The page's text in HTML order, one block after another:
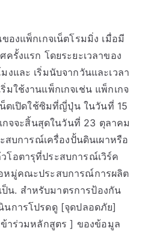
องแพ็กเกจเน็ตโรมมิ่ง เมื่อมี
ครั้งแรก โดยระยะเวลาของ
และ เริ่มนับจากวันและเวลา
มใช้งานแพ็กเกจเช่น แพ็กเกจ
ตเปิดใช้ซิมที่ญี่ปุ่น ในวันที่ 15
กจจะสิ้นสุดในวันที่ 23 ตุลาคม
สบการณ์เครื่องปั้นดินเผาหรือ
โอตารุที่ประสบการณ์เวิร์ค
หมู่คณะประสบการณ์การผลิต
น. สำหรับมาตรการป้องกัน
นการโปรดดู [จุดปลอดภัย]
ข้าร่วมหลักสูตร ] ของข้อมูล